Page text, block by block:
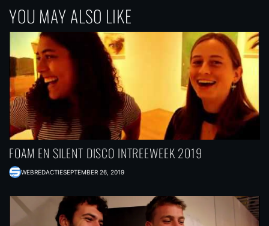
YOU MAY ALSO LIKE
FOAM EN SILENT DISCO INTREEWEEK 2019
WEBREDACTIESEPTEMBER 26, 2019